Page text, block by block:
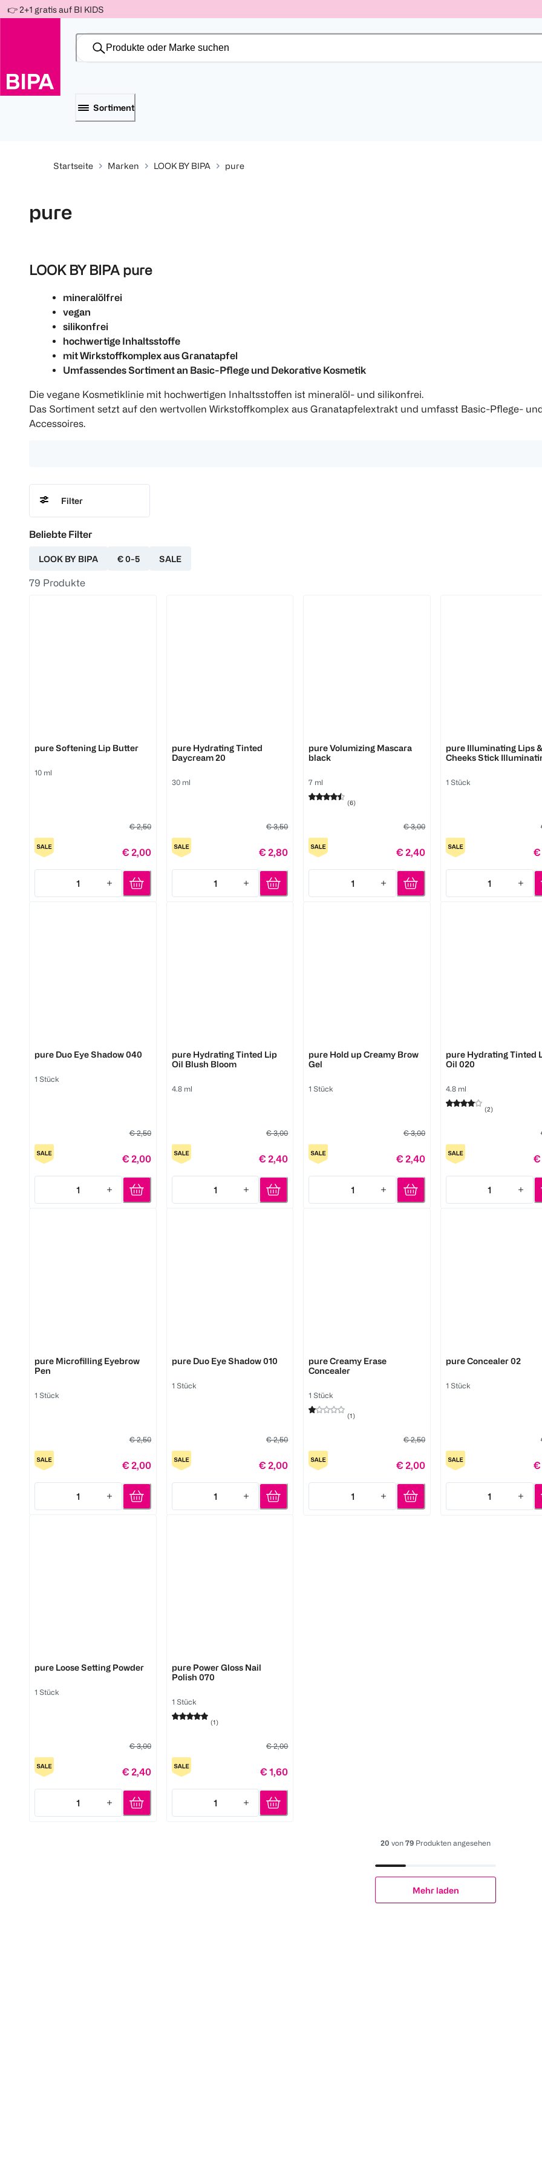
-10%
Für
150 Ös
-15%
Für
300 Ös
-20%
Für
500 Ös
Weiter
zum
👉 2+1 gratis auf BI KIDS
Sortiment
Startseite Marken LOOK BY BIPA pure
pure
LOOK BY BIPA pure
mineralölfrei
vegan
silikonfrei
hochwertige Inhaltsstoffe
mit Wirkstoffkomplex aus Granatapfel
Umfassendes Sortiment an Basic-Pflege und Dekorative Kosmetik
Die vegane Kosmetiklinie mit hochwertigen Inhaltsstoffen ist mineralöl- und silikonfrei.
Das Sortiment setzt auf den wertvollen Wirkstoffkomplex aus Granatapfelextrakt und umfasst Basic-Pflege-
Accessoires.
Filter
Beliebte Filter
LOOK BY BIPA € 0-5 SALE
79 Produkte
pure Softening Lip Butter
10 ml
€ 2,50
€ 2,00
1
Quantity: 1
pure Hydrating Tinted
Daycream 20
30 ml
€ 3,50
€ 2,80
1
Quantity: 1
pure Volumizing Mascara
black
7 ml
(6)
€ 3,00
€ 2,40
1
Quantity: 1
pure Illuminating Lips &
Cheeks Stick
1 Stück
€
1
Quantity: 1
pure Duo Eye Shadow 040
1 Stück
€ 2,50
€ 2,00
1
Quantity: 1
pure Hydrating Tinted Lip
Oil Blush Bloom
4.8 ml
€ 3,00
€ 2,40
1
Quantity: 1
pure Hold up Creamy Brow
Gel
1 Stück
€ 3,00
€ 2,40
1
Quantity: 1
pure Hydrating Tinted
Oil 020
4.8 ml
(2)
€
1
Quantity: 1
pure Microfilling Eyebrow
Pen
1 Stück
€ 2,50
€ 2,00
1
Quantity: 1
pure Duo Eye Shadow 010
1 Stück
€ 2,50
€ 2,00
1
Quantity: 1
pure Creamy Erase
Concealer
1 Stück
(1)
€ 2,50
€ 2,00
1
Quantity: 1
pure Concealer 02
1 Stück
€
1
Quantity: 1
pure Loose Setting Powder
1 Stück
€ 3,00
€ 2,40
1
Quantity: 1
pure Power Gloss Nail
Polish 070
1 Stück
(1)
€ 2,00
€ 1,60
1
Quantity: 1
20 von 79 Produkten angesehen
Mehr laden